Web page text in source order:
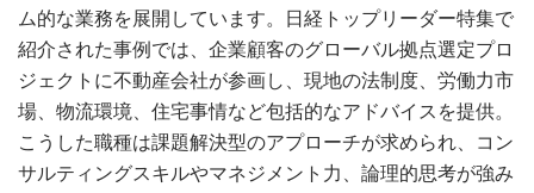
ム的な業務を展開しています。日経トップリーダー特集で
紹介された事例では、企業顧客のグローバル拠点選定プロ
ジェクトに不動産会社が参画し、現地の法制度、労働力市
場、物流環境、住宅事情など包括的なアドバイスを提供。
こうした職種は課題解決型のアプローチが求められ、コン
サルティングスキルやマネジメント力、論理的思考が強み